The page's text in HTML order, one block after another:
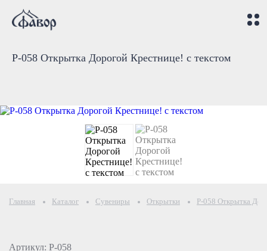
Р-058 Открытка Дорогой Крестнице! с текстом
Главная Каталог Сувениры Открытки Р-058 Открытка
Артикул: Р-058